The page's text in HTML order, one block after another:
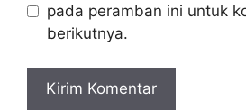
pada peramban ini untuk
berikutnya.